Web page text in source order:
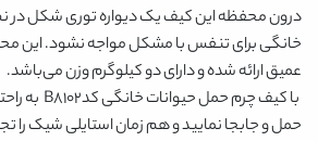
درون محفظه این کیف یک دیواره توری شکل در
خانگی برای تنفس با مشکل مواجه نشود. این
عمیق ارائه شده و دارای دو کیلوگرم وزن می‌باشد.
کیف چرم حمل حیوانات خانگی کدB8102
به
حمل و جابجا نمایید و هم زمان استایلی شیک را